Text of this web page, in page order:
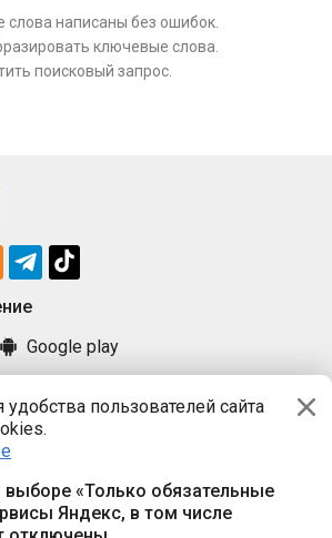
пользователей сайта
выборе «Только обязательные
Яндекс, в том числе
слова написаны без ошибок.
ключевые слова.
поисковый запрос.
Google play
ООО «ПРАЦА БАЙ»
220114, г. Минск, пр-т Независимости